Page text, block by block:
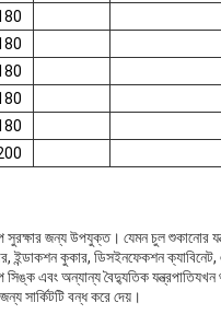
সুরক্ষার জন্য উপযুক্ত। যেমন চুল শুকানোর
ইন্ডাকশন কুকার, ডিসইনফেকশন ক্যাবিনেট,
এবং অন্যান্য বৈদ্যুতিক যন্ত্রপাতিযখন
সার্কিটটি বন্ধ করে দেয়।